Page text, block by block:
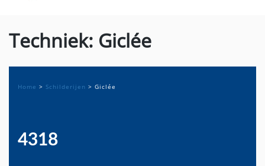
Techniek: Giclée
Home > Schilderijen > Giclée
4318